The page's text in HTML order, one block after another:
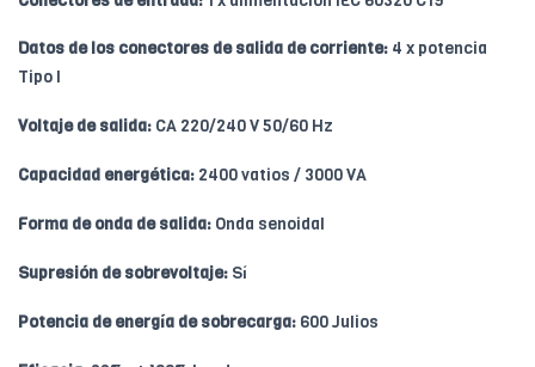
Datos de los conectores de salida de corriente: 4 x potencia
Tipo I
Voltaje de salida: CA 220/240 V 50/60 Hz
Capacidad energética: 2400 vatios / 3000 VA
Forma de onda de salida: Onda senoidal
Supresión de sobrevoltaje: Sí
Potencia de energía de sobrecarga: 600 Julios